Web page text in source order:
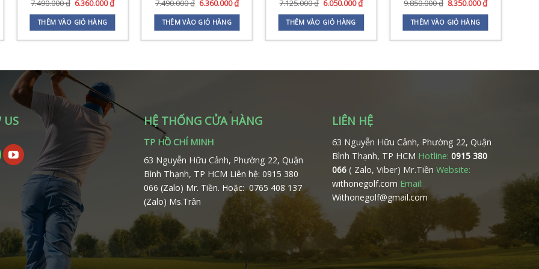
₫.
7.490.000₫ Giá
là:
7.490.000 ₫.
6.360.000₫Giá
là:
6.360.000 ₫.
THÊM VÀO GIỎ HÀNG
7.490.000₫ Giá
là:
7.490.000 ₫.
6.360.000₫Giá
là:
6.360.000 ₫.
THÊM VÀO GIỎ HÀNG
7.125.000₫ Giá
là:
7.125.000 ₫.
6.050.000₫Giá
là:
6.050.000 ₫.
THÊM VÀO GIỎ HÀNG
9.850.000₫ Giá
là:
9.850.000 ₫.
8.350.000₫Giá
là:
8.350.000 ₫.
THÊM VÀO GIỎ HÀNG
US HỆ THỐNG CỬA HÀNG
TP HỒ CHÍ MINH
63 Nguyễn Hữu Cảnh, Phường 22, Quận
Bình Thạnh, TP HCM Liên hệ: 0915 380
066 (Zalo) Mr. Tiền. Hoặc: 0765 408 137
(Zalo) Ms.Trân
LIÊN HỆ
63 Nguyễn Hữu Cảnh, Phường 22, Quận
Bình Thạnh, TP HCM Hotline: 0915 380
066( Zalo, Viber) Mr.Tiền Website:
withonegolf.com Email:
Withonegolf@gmail.com